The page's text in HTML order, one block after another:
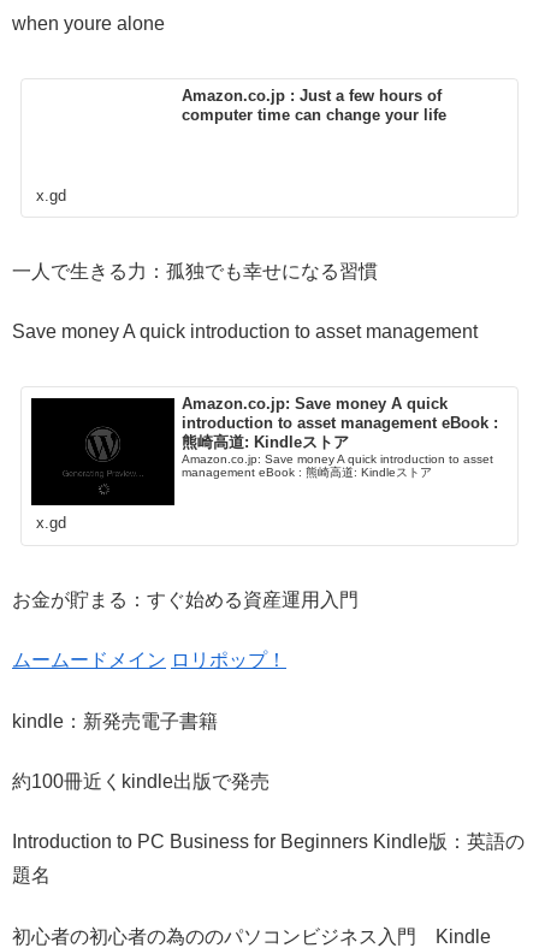
when youre alone
Amazon.co.jp : Just a few hours of
computer time can change your life
x.gd
一人で生きる力：孤独でも幸せになる習慣
Save money A quick introduction to asset management
Amazon.co.jp: Save money A quick
introduction to asset management eBook :
熊崎高道: Kindleストア
Amazon.co.jp: Save money A quick introduction to asset
management eBook : 熊崎高道: Kindleストア
x.gd
お金が貯まる：すぐ始める資産運用入門
ムームードメイン ロリポップ！
kindle：新発売電子書籍
約100冊近くkindle出版で発売
Introduction to PC Business for Beginners Kindle版：英語の
題名
初心者の初心者の為ののパソコンビジネス入門 Kindle